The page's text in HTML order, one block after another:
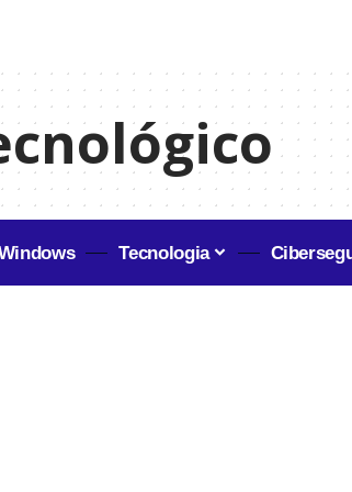
Tecnologia